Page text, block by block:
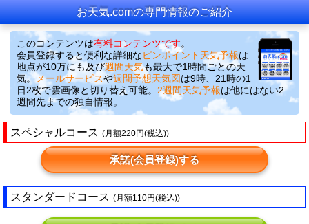
お天気.comの専門情報のご紹介
このコンテンツは有料コンテンツです。
会員登録すると便利な詳細なピンポイント天気予報は
地点が10万にも及び週間天気も最大で1時間ごとの天
気。 メールサービスや週間予想天気図は9時、21時の1
日2枚で雲画像と切り替え可能。 2週間天気予報は他にはない2
週間先までの独自情報。
スペシャルコース (月額220円(税込))
承諾(会員登録)する
スタンダードコース (月額110円(税込))